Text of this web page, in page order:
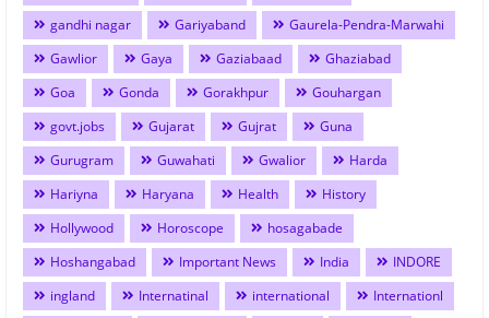
gandhi nagar Gariyaband
Gaurela-Pendra-Marwahi
Gawlior
Gaya Gaziabaad
Ghaziabad
Goa
Gonda Gorakhpur
Gouhargan
govt.jobs
Gujarat Gujrat
Guna
Gurugram
Guwahati Gwalior
Harda
Hariyna
Haryana Health
History
Hollywood
Horoscope
hosagabade
Hoshangabad
Important News India
INDORE
ingland
Internatinal international
Internationl